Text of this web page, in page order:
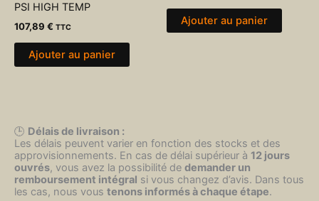
PSI HIGH TEMP
107,89 € TTC
Ajouter au panier
Ajouter au panier
🕒 Délais de livraison :
Les délais peuvent varier en fonction des stocks et des
approvisionnements. En cas de délai supérieur à 12 jours
ouvrés, vous avez la possibilité de demander un
remboursement intégral si vous changez d’avis. Dans tous
les cas, nous vous tenons informés à chaque étape.